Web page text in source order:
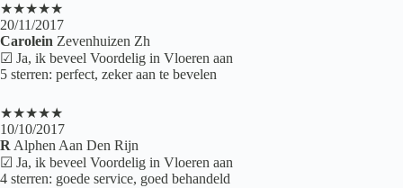
★★★★★
20/11/2017
Carolein Zevenhuizen Zh
☑ Ja, ik beveel Voordelig in Vloeren aan
5 sterren: perfect, zeker aan te bevelen
★★★★★
10/10/2017
R Alphen Aan Den Rijn
☑ Ja, ik beveel Voordelig in Vloeren aan
4 sterren: goede service, goed behandeld